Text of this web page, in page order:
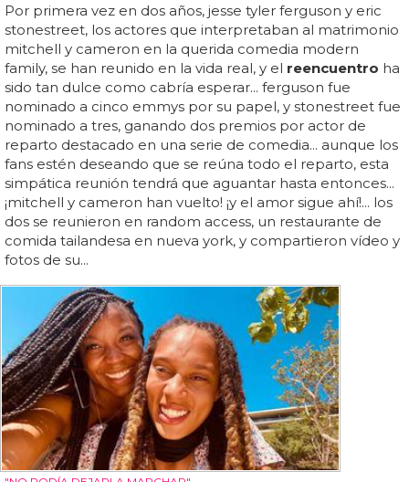
Por primera vez en dos años, jesse tyler ferguson y eric
stonestreet, los actores que interpretaban al matrimonio
mitchell y cameron en la querida comedia modern
family, se han reunido en la vida real, y el reencuentro ha
sido tan dulce como cabría esperar... ferguson fue
nominado a cinco emmys por su papel, y stonestreet fue
nominado a tres, ganando dos premios por actor de
reparto destacado en una serie de comedia... aunque los
fans estén deseando que se reúna todo el reparto, esta
simpática reunión tendrá que aguantar hasta entonces...
¡mitchell y cameron han vuelto! ¡y el amor sigue ahí!... los
dos se reunieron en random access, un restaurante de
comida tailandesa en nueva york, y compartieron vídeo y
fotos de su...